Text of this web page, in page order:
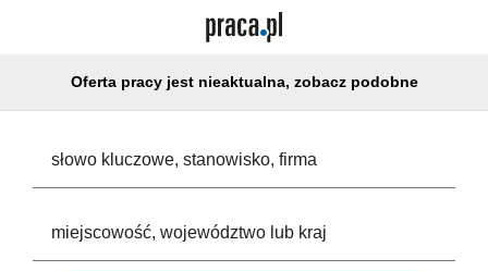
Oferta pracy jest nieaktualna, zobacz podobne